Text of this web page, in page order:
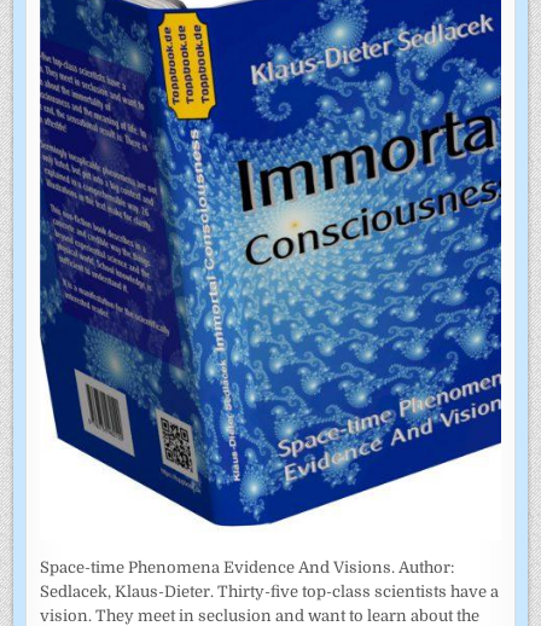
Space-time Phenomena Evidence And Visions. Author:
Sedlacek, Klaus-Dieter. Thirty-five top-class scientists have a
vision. They meet in seclusion and want to learn about the